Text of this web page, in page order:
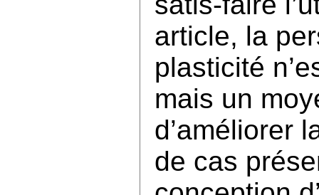
article, la
plasticité
mais un
d’améliorer
de cas